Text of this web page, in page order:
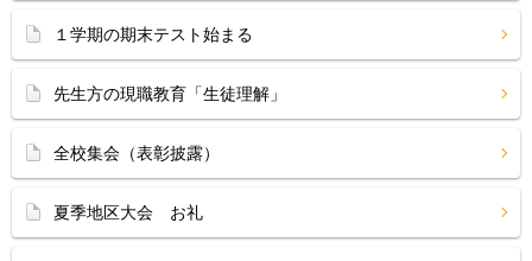
１学期の期末テスト始まる
先生方の現職教育「生徒理解」
全校集会（表彰披露）
夏季地区大会 お礼